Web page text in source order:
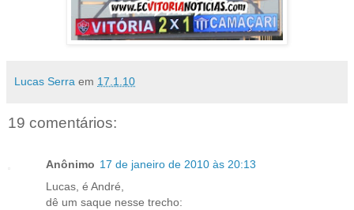
Lucas Serra em 17.1.10
19 comentários:
Anônimo 17 de janeiro de 2010 às 20:13
Lucas, é André,
dê um saque nesse trecho: